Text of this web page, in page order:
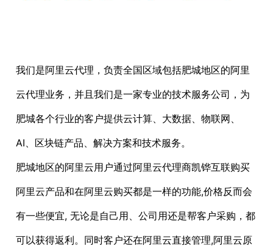
我们是阿里云代理，负责全国区域包括肥城地区的阿里
云代理业务，并且我们是一家专业的技术服务公司，为
肥城各个行业的客户提供云计算、大数据、物联网、
AI、区块链产品、解决方案和技术服务。
肥城地区的阿里云用户通过阿里云代理商凯铧互联购买
阿里云产品和在阿里云购买都是一样的功能,价格反而会
有一些便宜, 无论是自己用、公司用还是帮客户采购，都
可以获得返利。同时客户还在阿里云直接管理,阿里云原